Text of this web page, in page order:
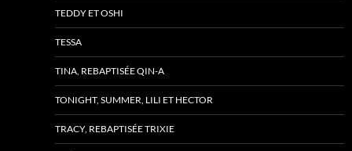
TEDDY ET OSHI
TESSA
TINA, REBAPTISÉE QIN-A
TONIGHT, SUMMER, LILI ET HECTOR
TRACY, REBAPTISÉE TRIXIE